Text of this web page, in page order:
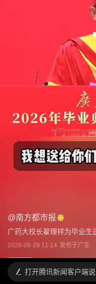
@南方都市报
广药大校长翟理祥为毕业生
2026-06-28 11:14 发布于广东
打开腾讯新闻客户端